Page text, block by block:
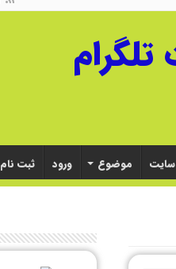
سایت موضوع ورود ثبت نام